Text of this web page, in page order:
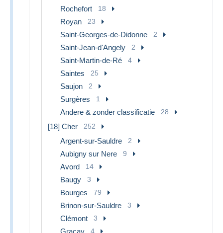
Rochefort 18
Royan 23
Saint-Georges-de-Didonne 2
Saint-Jean-d'Angely 2
Saint-Martin-de-Ré 4
Saintes 25
Saujon 2
Surgères 1
Andere & zonder classificatie 28
[18] Cher 252
Argent-sur-Sauldre 2
Aubigny sur Nere 9
Avord 14
Baugy 3
Bourges 79
Brinon-sur-Sauldre 3
Clémont 3
Graçay 4